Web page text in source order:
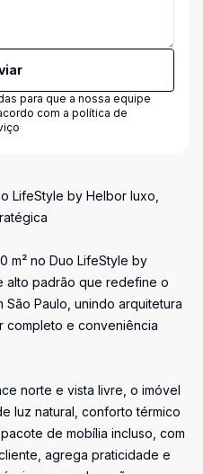
para que a nossa equipe
com a política de
LifeStyle by Helbor luxo,
m² no Duo LifeStyle by
alto padrão que redefine o
Paulo, unindo arquitetura
completo e conveniência
norte e vista livre, o imóvel
luz natural, conforto térmico
de mobília incluso, com
agrega praticidade e